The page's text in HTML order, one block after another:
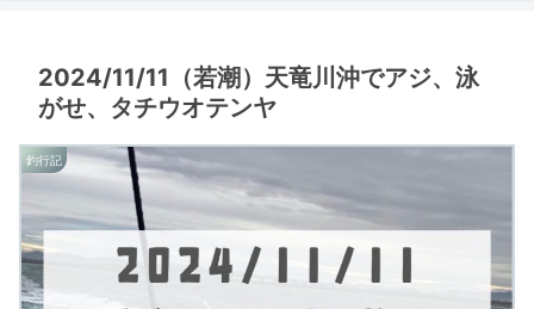
2024/11/11（若潮）天竜川沖でアジ、泳
がせ、タチウオテンヤ
釣行記